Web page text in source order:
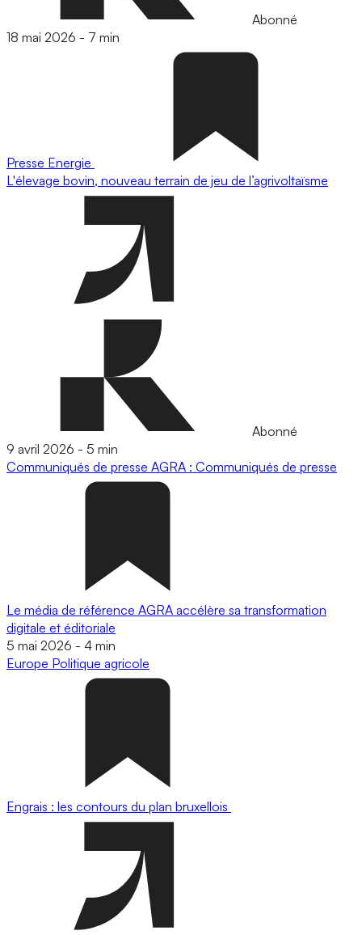
Abonné
18 mai 2026 - 7 min
Presse Energie
L'élevage bovin, nouveau terrain de jeu de l’agrivoltaïsme
Abonné
9 avril 2026 - 5 min
Communiqués de presse AGRA : Communiqués de presse
Le média de référence AGRA accélère sa transformation
digitale et éditoriale
5 mai 2026 - 4 min
Europe Politique agricole
Engrais : les contours du plan bruxellois